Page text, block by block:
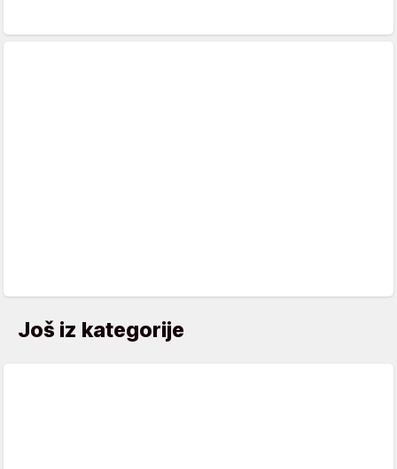
Još iz kategorije